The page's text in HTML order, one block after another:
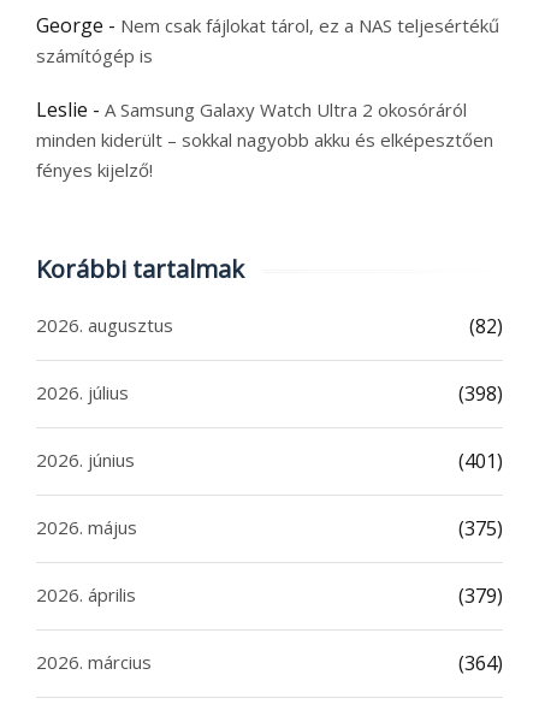
George - Nem csak fájlokat tárol, ez a NAS teljesértékű
számítógép is
Leslie - A Samsung Galaxy Watch Ultra 2 okosóráról
minden kiderült – sokkal nagyobb akku és elképesztően
fényes kijelző!
Korábbi tartalmak
2026. augusztus (82)
2026. július (398)
2026. június (401)
2026. május (375)
2026. április (379)
2026. március (364)